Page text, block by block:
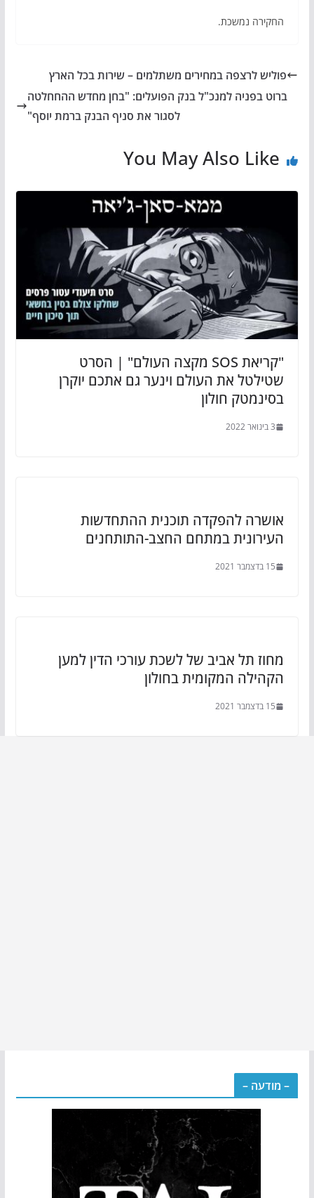
החקירה נמשכת.
פוליש לרצפה במחירים משתלמים – שירות בכל הארץ
ברוט בפניה למנכ"ל בנק הפועלים: "בחן מחדש ההחחלטה
לסגור את סניף הבנק ברמת יוסף"
You May Also Like
"קריאת SOS מקצה העולם" | הסרט
שטילטל את העולם וינער גם אתכם יוקרן
בסינמטק חולון
3 בינואר 2022
אושרה להפקדה תוכנית ההתחדשות
העירונית במתחם החצב-התותחנים
15 בדצמבר 2021
מחוז תל אביב של לשכת עורכי הדין למען
הקהילה המקומית בחולון
15 בדצמבר 2021
– מודעה –